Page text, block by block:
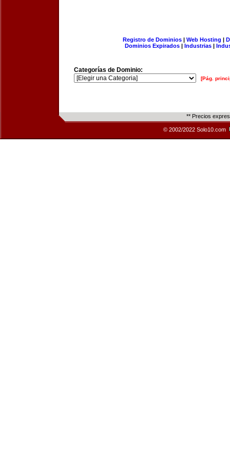
Registro de Dominios| Web Hosting |
Dominios Expirados | Industrias |
Categorías de Dominio:
[Pág.
** Precios
© 2002/2022 Solo10.com